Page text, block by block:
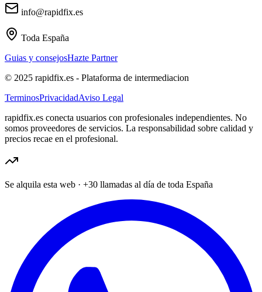
info@rapidfix.es
Toda España
Guias y consejosHazte Partner
© 2025 rapidfix.es - Plataforma de intermediacion
TerminosPrivacidadAviso Legal
rapidfix.es conecta usuarios con profesionales independientes. No
somos proveedores de servicios. La responsabilidad sobre calidad y
precios recae en el profesional.
Se alquila esta web · +30 llamadas al día de toda España